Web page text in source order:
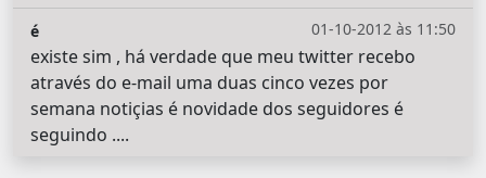
01-10-2012 às 11:50
é
existe sim , há verdade que meu twitter recebo
através do e-mail uma duas cinco vezes por
semana notiçias é novidade dos seguidores é
seguindo ....